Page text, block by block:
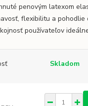
penovým latexom
flexibilitu a
používateľov
Skladom